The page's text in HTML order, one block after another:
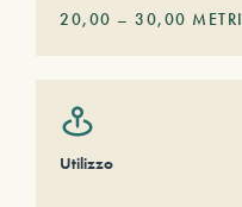
20,00 – 30,00 METRI
Utilizzo